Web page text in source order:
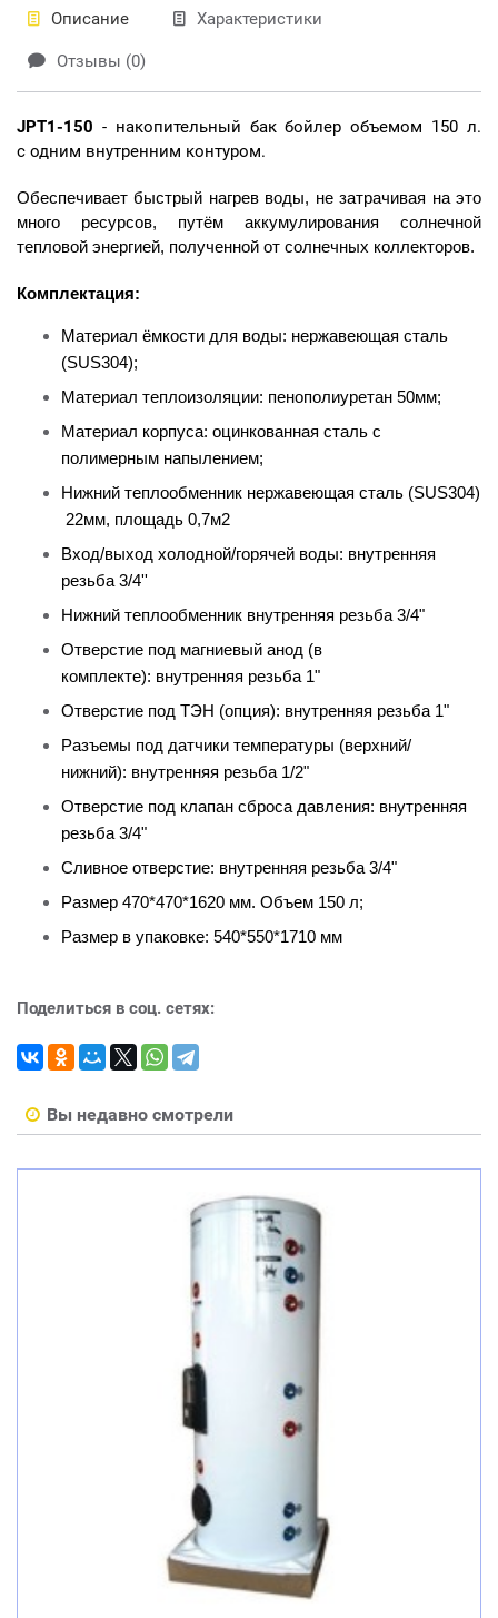
Описание Характеристики
Отзывы (0)
JPT1-150 - накопительный бак бойлер объемом 150 л.
с одним внутренним контуром.
Обеспечивает быстрый нагрев воды, не затрачивая на это
много ресурсов, путём аккумулирования солнечной
тепловой энергией, полученной от солнечных коллекторов.
Комплектация:
Материал ёмкости для воды: нержавеющая сталь
(SUS304);
Материал теплоизоляции: пенополиуретан 50мм;
Материал корпуса: оцинкованная сталь с
полимерным напылением;
Нижний теплообменник нержавеющая сталь (SUS304)
22мм, площадь 0,7м2
Вход/выход холодной/горячей воды: внутренняя
резьба 3/4''
Нижний теплообменник внутренняя резьба 3/4"
Отверстие под магниевый анод (в
комплекте): внутренняя резьба 1"
Отверстие под ТЭН (опция): внутренняя резьба 1"
Разъемы под датчики температуры (верхний/
нижний): внутренняя резьба 1/2"
Отверстие под клапан сброса давления: внутренняя
резьба 3/4"
Сливное отверстие: внутренняя резьба 3/4"
Размер 470*470*1620 мм. Объем 150 л;
Размер в упаковке: 540*550*1710 мм
Поделиться в соц. сетях:
Вы недавно смотрели